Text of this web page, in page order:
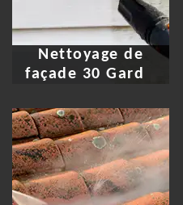
Nettoyage de
façade 30 Gard